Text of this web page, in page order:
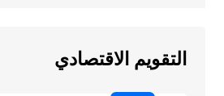
التقويم الاقتصادي